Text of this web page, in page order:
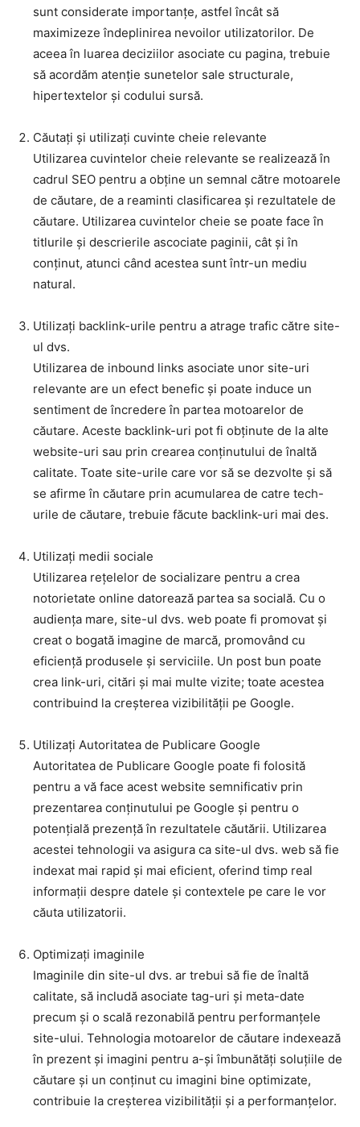
sunt considerate importanțe, astfel încât să
maximizeze îndeplinirea nevoilor utilizatorilor. De
aceea în luarea deciziilor asociate cu pagina, trebuie
să acordăm atenție sunetelor sale structurale,
hipertextelor și codului sursă.
Căutați și utilizați cuvinte cheie relevante
Utilizarea cuvintelor cheie relevante se realizează în
cadrul SEO pentru a obține un semnal către motoarele
de căutare, de a reaminti clasificarea și rezultatele de
căutare. Utilizarea cuvintelor cheie se poate face în
titlurile și descrierile ascociate paginii, cât și în
conținut, atunci când acestea sunt într-un mediu
natural.
Utilizați backlink-urile pentru a atrage trafic către site-
ul dvs.
Utilizarea de inbound links asociate unor site-uri
relevante are un efect benefic și poate induce un
sentiment de încredere în partea motoarelor de
căutare. Aceste backlink-uri pot fi obținute de la alte
website-uri sau prin crearea conținutului de înaltă
calitate. Toate site-urile care vor să se dezvolte și să
se afirme în căutare prin acumularea de catre tech-
urile de căutare, trebuie făcute backlink-uri mai des.
Utilizați medii sociale
Utilizarea rețelelor de socializare pentru a crea
notorietate online datorează partea sa socială. Cu o
audiența mare, site-ul dvs. web poate fi promovat și
creat o bogată imagine de marcă, promovând cu
eficiență produsele și serviciile. Un post bun poate
crea link-uri, citări și mai multe vizite; toate acestea
contribuind la creșterea vizibilității pe Google.
Utilizați Autoritatea de Publicare Google
Autoritatea de Publicare Google poate fi folosită
pentru a vă face acest website semnificativ prin
prezentarea conținutului pe Google și pentru o
potențială prezență în rezultatele căutării. Utilizarea
acestei tehnologii va asigura ca site-ul dvs. web să fie
indexat mai rapid și mai eficient, oferind timp real
informații despre datele și contextele pe care le vor
căuta utilizatorii.
Optimizați imaginile
Imaginile din site-ul dvs. ar trebui să fie de înaltă
calitate, să includă asociate tag-uri și meta-date
precum și o scală rezonabilă pentru performanțele
site-ului. Tehnologia motoarelor de căutare indexează
în prezent și imagini pentru a-și îmbunătăți soluțiile de
căutare și un conținut cu imagini bine optimizate,
contribuie la creșterea vizibilității și a performanțelor.